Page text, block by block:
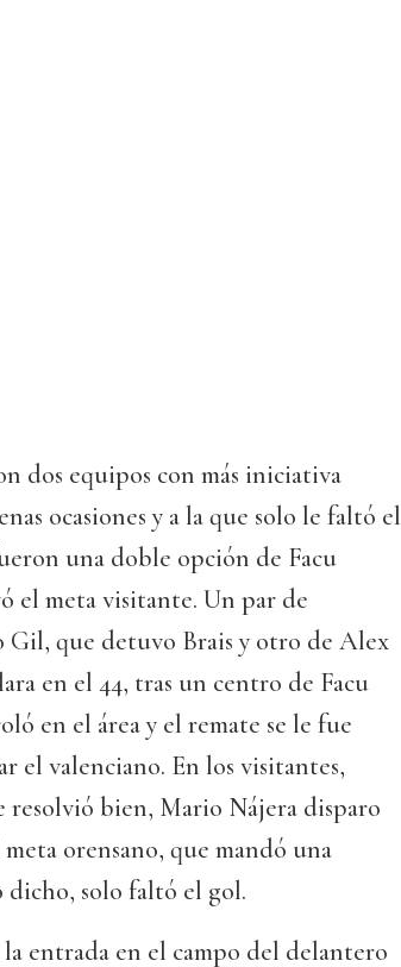
dos equipos con más iniciativa
ocasiones y a la que solo le faltó el
una doble opción de Facu
el meta visitante. Un par de
que detuvo Brais y otro de Alex
en el 44, tras un centro de Facu
en el área y el remate se le fue
el valenciano. En los visitantes,
resolvió bien, Mario Nájera disparo
orensano, que mandó una
dicho, solo faltó el gol.
entrada en el campo del delantero